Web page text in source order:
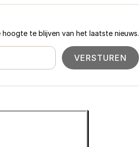
te blijven van het laatste nieuws.
VERSTUREN